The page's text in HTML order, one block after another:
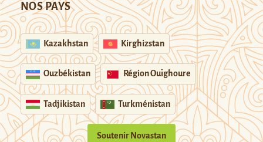
NOS PAYS
Kazakhstan Kirghizstan
Ouzbékistan Région Ouïghoure
Tadjikistan Turkménistan
Soutenir Novastan